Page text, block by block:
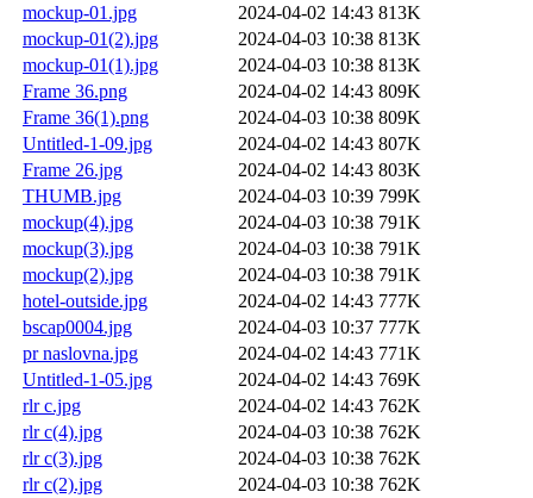
mockup-01.jpg
2024-04-02 14:43 813K
mockup-01(2).jpg
2024-04-03 10:38 813K
mockup-01(1).jpg
2024-04-03 10:38 813K
Frame 36.png
2024-04-02 14:43 809K
Frame 36(1).png
2024-04-03 10:38 809K
Untitled-1-09.jpg
2024-04-02 14:43 807K
Frame 26.jpg
2024-04-02 14:43 803K
THUMB.jpg
2024-04-03 10:39 799K
mockup(4).jpg
2024-04-03 10:38 791K
mockup(3).jpg
2024-04-03 10:38 791K
mockup(2).jpg
2024-04-03 10:38 791K
hotel-outside.jpg
2024-04-02 14:43 777K
bscap0004.jpg
2024-04-03 10:37 777K
pr naslovna.jpg
2024-04-02 14:43 771K
Untitled-1-05.jpg
2024-04-02 14:43 769K
rlr c.jpg
2024-04-02 14:43 762K
rlr c(4).jpg
2024-04-03 10:38 762K
rlr c(3).jpg
2024-04-03 10:38 762K
rlr c(2).jpg
2024-04-03 10:38 762K